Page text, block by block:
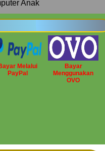
Anak
Melalui
PayPal
Bayar
Menggunakan
OVO